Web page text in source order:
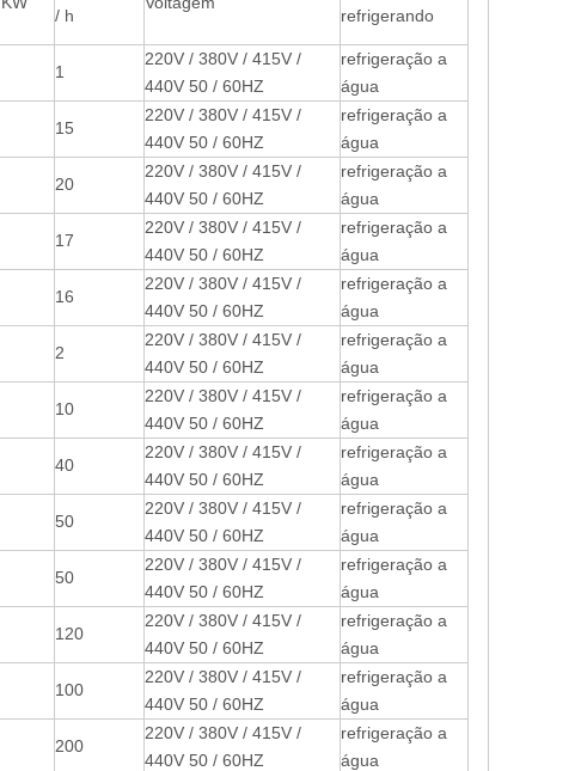
/ h
refrigerando
1
220V / 380V / 415V /
440V 50 / 60HZ
refrigeração a
água
15
220V / 380V / 415V /
440V 50 / 60HZ
refrigeração a
água
20
220V / 380V / 415V /
440V 50 / 60HZ
refrigeração a
água
17
220V / 380V / 415V /
440V 50 / 60HZ
refrigeração a
água
16
220V / 380V / 415V /
440V 50 / 60HZ
refrigeração a
água
2
220V / 380V / 415V /
440V 50 / 60HZ
refrigeração a
água
10
220V / 380V / 415V /
440V 50 / 60HZ
refrigeração a
água
40
220V / 380V / 415V /
440V 50 / 60HZ
refrigeração a
água
50
220V / 380V / 415V /
440V 50 / 60HZ
refrigeração a
água
50
220V / 380V / 415V /
440V 50 / 60HZ
refrigeração a
água
120
220V / 380V / 415V /
440V 50 / 60HZ
refrigeração a
água
100
220V / 380V / 415V /
440V 50 / 60HZ
refrigeração a
água
200
220V / 380V / 415V /
440V 50 / 60HZ
refrigeração a
água